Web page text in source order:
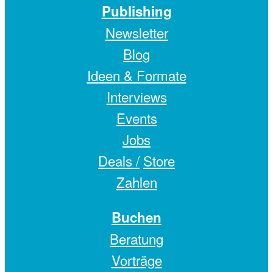
Publishing
Newsletter
Blog
Ideen & Formate
Interviews
Events
Jobs
Deals / Store
Zahlen
Buchen
Beratung
Vorträge